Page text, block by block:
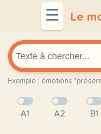
☰ Le
Exemple : émotions
A1 A2 B1